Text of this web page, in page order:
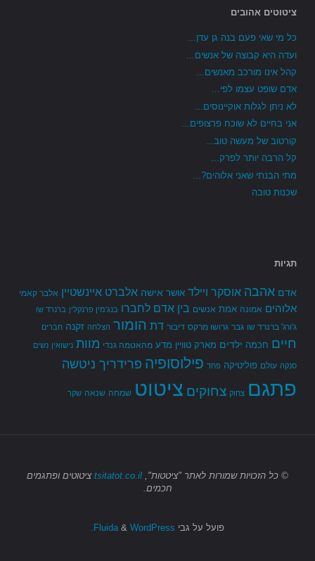
ציטוטים אהובים
כל מי שאי פעם בנה גן עדן...
ועדה היא קבוצה של אנשים...
קהל אינו מורכב מאנשים...
אדם שופט עצמו לפי...
לא ניתן לגלות אוקיינוסים...
אני בחיים לא שוכח פרצופים...
קורטוב של מעשה טוב...
קל הרבה יותר לפרק...
מתי הבנתי שאני אלוהים?...
שכנות טובה
תגיות
אדם אהבה אוסקר ויילד אושר אישה אלברט איינשטיין אלבר קאמי
אלוהים אמונה אמת אנשים בין אדם לחברו בנג'מין פרנקלין ברנרד שו
ג'ורג' ברנרד שו גבר גרושו מרקס דיבור דת הומור הצלחה זקנה חברים
חיים חכמה ילדים מארק טוויין מדע מהאטמה גנדי מוות נישואין נשים
סנקה עולם פוליטיקה פחד פילוסופיה פרידריך ניטשה
פתגם צחוק צחוקים ציטוט שמחה שנאה שקר
© כל הזכויות שמורות לאתר "ציטטות", tsitatot.co.il ציטוטים ופתגמים
חכמים.
פועל על גבי & WordPress.